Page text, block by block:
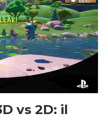
vs 2D: il